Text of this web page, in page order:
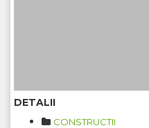
DETALII
CONSTRUCTII